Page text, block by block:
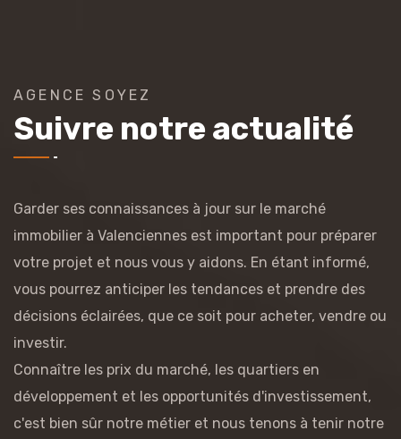
AGENCE SOYEZ
Suivre notre actualité
Garder ses connaissances à jour sur le marché
immobilier à Valenciennes est important pour préparer
votre projet et nous vous y aidons. En étant informé,
vous pourrez anticiper les tendances et prendre des
décisions éclairées, que ce soit pour acheter, vendre ou
investir.
Connaître les prix du marché, les quartiers en
développement et les opportunités d'investissement,
c'est bien sûr notre métier et nous tenons à tenir notre